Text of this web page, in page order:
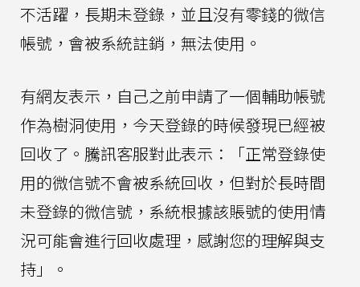
不活躍，長期未登錄，並且沒有零錢的微信
帳號，會被系統註銷，無法使用。
有網友表示，自己之前申請了一個輔助帳號
作為樹洞使用，今天登錄的時候發現已經被
回收了。騰訊客服對此表示：「正常登錄使
用的微信號不會被系統回收，但對於長時間
未登錄的微信號，系統根據該賬號的使用情
況可能會進行回收處理，感謝您的理解與支
持」。